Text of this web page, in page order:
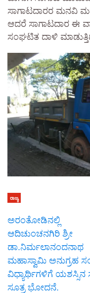
ಸಾಗಾಟದಾರರ ಮನವಿ
ಆದರೆ ಸಾಗಾಟದಾರ ಈ
ಸಂಘಟಿತ ದಾಳಿ
ರಾಜ್ಯ
ಅರಂತೋಡಿನಲ್ಲಿ
ಆದಿಚುಂಚನಗಿರಿ ಶ್ರೀ
ಡಾ.ನಿರ್ಮಲಾನಂದನಾಥ
ಮಹಾಸ್ವಾಮಿ ಅನುಗ್ರಹ
ವಿಧ್ಯಾರ್ಥಿಗಳಿಗೆ ಯಶಸ್ಸಿನ
ಸೂತ್ರ ಭೋದನೆ.